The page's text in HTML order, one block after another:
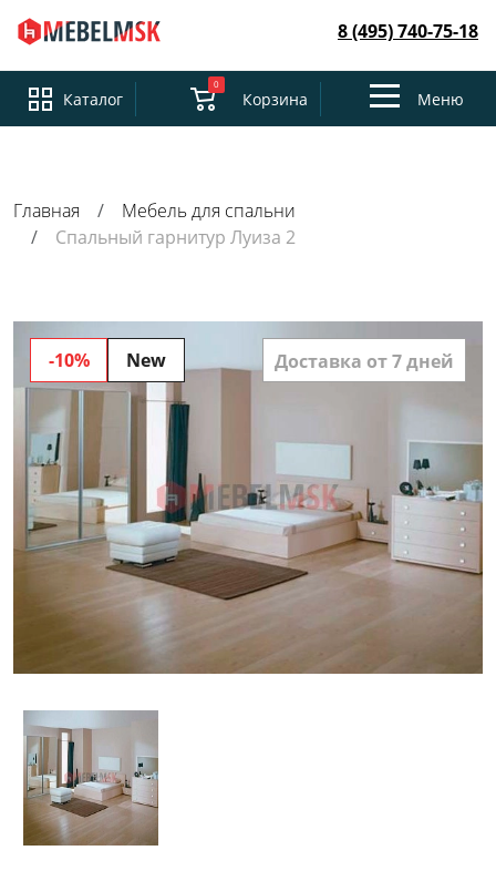
8 (495) 740-75-18
Каталог
0
Корзина
ToggleМеню
Главная
Мебель для спальни
Спальный гарнитур Луиза 2
-10% New Доставка от 7 дней